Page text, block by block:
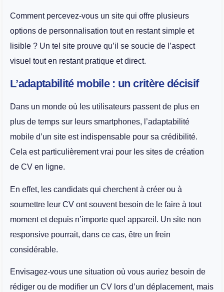
Comment percevez-vous un site qui offre plusieurs
options de personnalisation tout en restant simple et
lisible ? Un tel site prouve qu’il se soucie de l’aspect
visuel tout en restant pratique et direct.
L’adaptabilité mobile : un critère décisif
Dans un monde où les utilisateurs passent de plus en
plus de temps sur leurs smartphones, l’adaptabilité
mobile d’un site est indispensable pour sa crédibilité.
Cela est particulièrement vrai pour les sites de création
de CV en ligne.
En effet, les candidats qui cherchent à créer ou à
soumettre leur CV ont souvent besoin de le faire à tout
moment et depuis n’importe quel appareil. Un site non
responsive pourrait, dans ce cas, être un frein
considérable.
Envisagez-vous une situation où vous auriez besoin de
rédiger ou de modifier un CV lors d’un déplacement, mais